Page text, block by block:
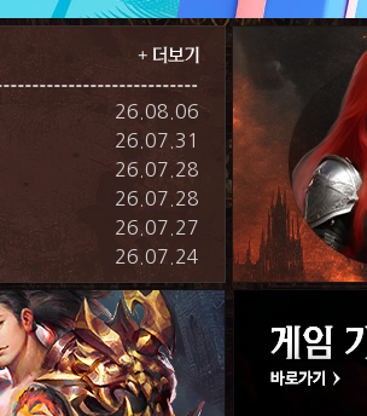
26.08.06
26.07.31
26.07.28
26.07.28
26.07.27
26.07.24